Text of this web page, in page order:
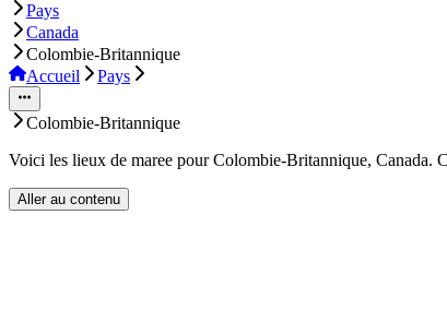
Pays
Canada
Colombie-Britannique
Accueil
Pays
Colombie-Britannique
Voici les lieux de maree pour Colombie-Britannique, Canada.
Aller au contenu